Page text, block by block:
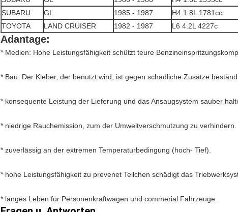
SUBARU
GL 1985 - 1987
H4 1.8L 1781cc
TOYOTA
LAND CRUISER 1982 - 1987 L6 4.2L 4227c
Adantage:
* Medien: Hohe Leistungsfähigkeit schützt teure
* Bau: Der Kleber, der benutzt wird, ist gegen schädliche Zusätze
* konsequente Leistung der Lieferung und das Ansaugsystem sauber
* niedrige Rauchemission, zum der Umweltverschmutzung zu verhindern.
* zuverlässig an der extremen Temperaturbedingung (hoch- Tief).
* hohe Leistungsfähigkeit zu prevenet Teilchen schädigt das
* langes Leben für Personenkraftwagen und commerial Fahrzeuge.